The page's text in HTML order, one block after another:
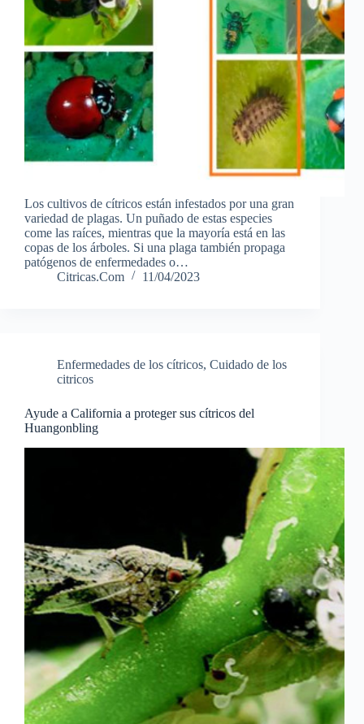
Los cultivos de cítricos están infestados por una gran
variedad de plagas. Un puñado de estas especies
come las raíces, mientras que la mayoría está en las
copas de los árboles. Si una plaga también propaga
patógenos de enfermedades o…
Citricas.Com
11/04/2023
Enfermedades de los cítricos, Cuidado de los
citricos
Ayude a California a proteger sus cítricos del
Huangonbling